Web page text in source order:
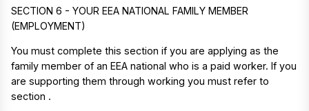
SECTION 6 - YOUR EEA NATIONAL FAMILY MEMBER
(EMPLOYMENT)
You must complete this section if you are applying as the
family member of an EEA national who is a paid worker. If you
are supporting them through working you must refer to
section .